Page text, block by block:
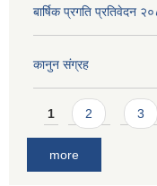
बार्षिक प्रगति प्रतिवेदन
कानुन संग्रह
Pages
1 2 3
more